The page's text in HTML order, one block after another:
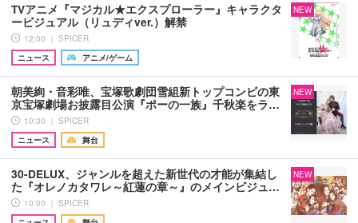
TVアニメ『マジカル★エクスプローラー』キャラクタ
ービジュアル（リュディver.）解禁
12:00 ｜ SPICER
ニュース
アニメ/ゲーム
NEW
朝美絢・音彩唯、宝塚歌劇団雪組新トップコンビの東
京宝塚劇場お披露目公演『ポーの一族』千秋楽をラ…
10:30 ｜ SPICER
ニュース
舞台
NEW
30-DELUX、ジャンルを超えた新世代の才能が集結し
た『オレノカタワレ～紅蓮の章～』のメインビジュ…
10:00 ｜ SPICER
NEW